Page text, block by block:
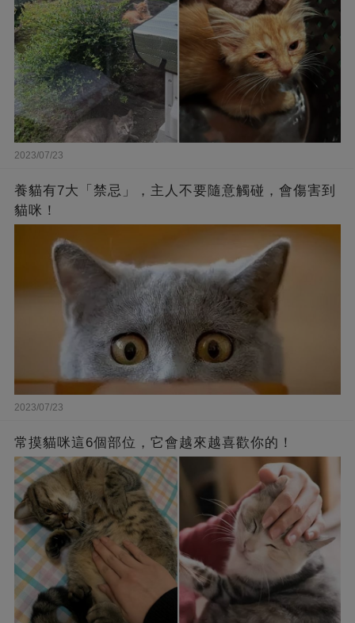
2023/07/23
養貓有7大「禁忌」，主人不要隨意觸碰，會傷害到
貓咪！
2023/07/23
常摸貓咪這6個部位，它會越來越喜歡你的！